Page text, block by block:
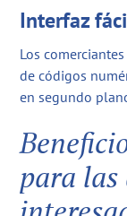
Interfaz
Los
de códigos
en segundo
para las